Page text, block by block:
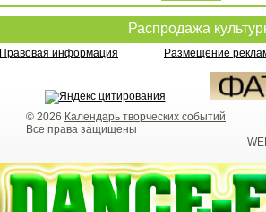
Распродажа
Правовая информация Размещение
© 2026 Календарь творческих событий
Все права защищены